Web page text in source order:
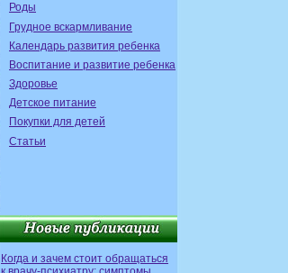
Роды
Грудное вскармливание
Календарь развития ребенка
Воспитание и развитие ребенка
Здоровье
Детское питание
Покупки для детей
Статьи
Когда и зачем стоит обращаться